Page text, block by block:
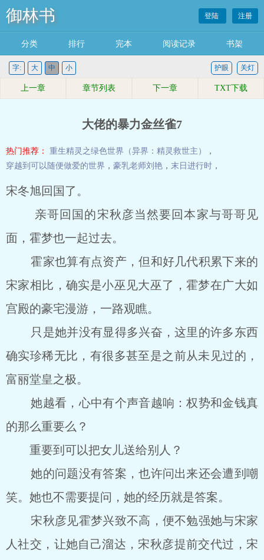
御林书 登陆 注册
分类 排行 完本 阅读记录 书架
字: 大 中 小 关灯
护眼
上一章 章节列表 下一章 TXT下载
大佬的暴力金丝雀7
热门推荐： 重生精灵之绿色世界（异界：精灵救世主）
，
穿越到可以随便做爱的世界 ， 豪乳老师刘艳 ， 末日进行时 ，
宋冬旭回国了。
亲哥回国的宋秋彦当然要回本家与哥哥见
面，霍梦也一起过去。
霍家也算有点资产，但和好几代积累下来的
宋家相比，确实是小巫见大巫了，霍梦在广大如
宫殿的豪宅漫游，一路观瞧。
只是她并没有显得多兴奋，这里的许多东西
确实珍稀无比，有很多甚至是之前从未见过的，
富丽堂皇之极。
她越看，心中有个声音越响：权势和金钱真
的那么重要么？
重要到可以把女儿送给别人？
她的问题没有答案，也许问出来还会遭到嘲
笑。她也不需要提问，她的经历就是答案。
宋秋彦见霍梦兴致不高，便不勉强她与宋家
人社交，让她自己溜达，宋秋彦提前交代过，宋